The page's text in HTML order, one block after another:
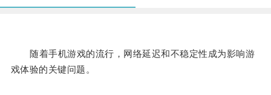
随着手机游戏的流行，网络延迟和不稳定性成为影响游
戏体验的关键问题。